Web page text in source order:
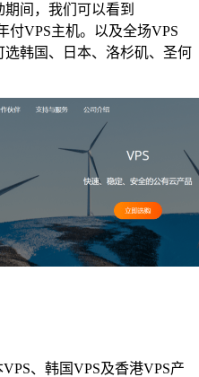
间，我们可以看到
付VPS主机。以及全场VPS
韩国、日本、洛杉矶、圣何
、韩国VPS及香港VPS产